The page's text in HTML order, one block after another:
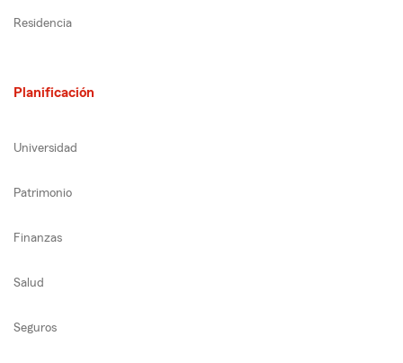
Residencia
Planificación
Universidad
Patrimonio
Finanzas
Salud
Seguros